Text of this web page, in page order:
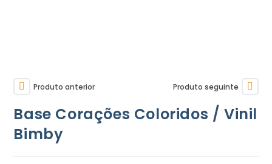
Produto anterior Produto seguinte
Base Corações Coloridos / Vinil
Bimby